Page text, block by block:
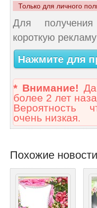
Только для личного
Для
короткую рекламу
Нажмите для
* Внимание!
более 2 лет
Вероятность
очень низкая.
Похожие новости